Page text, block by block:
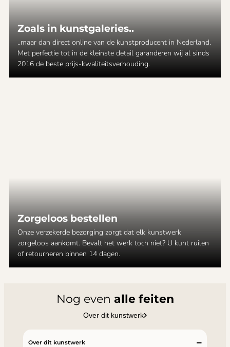
Zoals in kunstgaleries..
..maar dan direct online van de kunstproducent in Nederland.
Met perfectie tot in de kleinste detail garanderen wij al sinds
2016 de beste prijs-kwaliteitsverhouding.
Zorgeloos bestellen
Onze verzekerde bezorging zorgt dat elk kunstwerk
zorgeloos aankomt. Bevalt het werk toch niet? U kunt ruilen
of retourneren binnen 14 dagen.
Nog even alle feiten
Over dit kunstwerk
Over dit kunstwerk